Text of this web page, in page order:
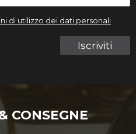
Iscriviti
di utilizzo dei dati personali
CONSEGNE